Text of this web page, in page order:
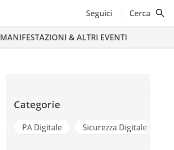
Seguici Cerca
MANIFESTAZIONI & ALTRI EVENTI
Categorie
PA Digitale Sicurezza Digitale